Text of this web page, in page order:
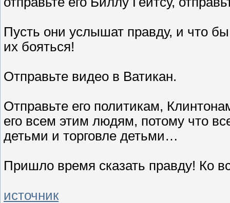
Пусть они услышат правду, и что
их бояться!
Отправьте видео в Ватикан.
Отправьте его политикам,
его всем этим людям, потому что
детьми и торговле детьми…
Пришло время сказать правду! Ко
источник